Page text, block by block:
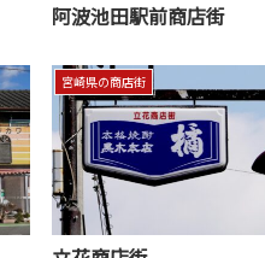
阿波池田駅前商店街
宮崎県の商店街